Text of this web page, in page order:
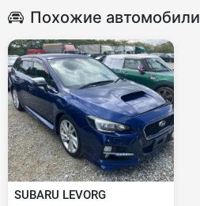
Похожие автомобили
SUBARU LEVORG